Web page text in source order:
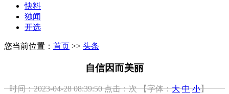
快料
独闻
开选
您当前位置： 首页 >> 头条
自信因而美丽
时间：2023-04-28 08:39:50点击：次 【字体：大 中 小】